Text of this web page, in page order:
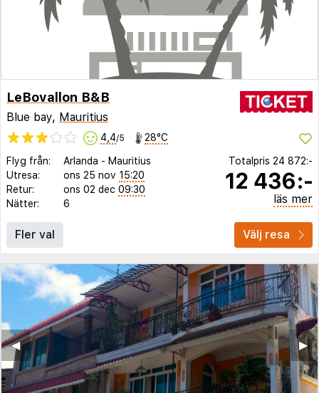
LeBovallon B&B
Blue bay, Mauritius
4,4/5 28°C
Flyg från: Arlanda - Mauritius
Utresa:
ons 25 nov 15:20
Retur:
ons 02 dec 09:30
Nätter:
6
Totalpris 24 872:-
12 436:-
läs mer
Fler val Välj resa
▶︎
◀︎